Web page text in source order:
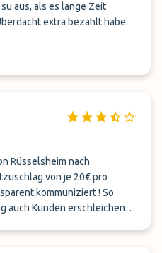
aus, als es lange Zeit
extra bezahlt habe.
Rüsselsheim nach
kommuniziert ! So
auch Kunden erschleichen.